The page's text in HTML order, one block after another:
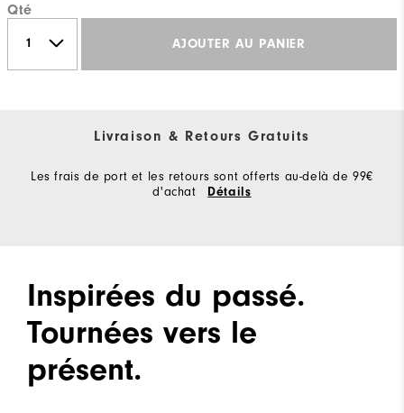
Qté
AJOUTER AU PANIER
Livraison & Retours Gratuits
Les frais de port et les retours sont offerts au-delà de 99€
d'achat
Détails
Inspirées du passé.
Tournées vers le
présent.